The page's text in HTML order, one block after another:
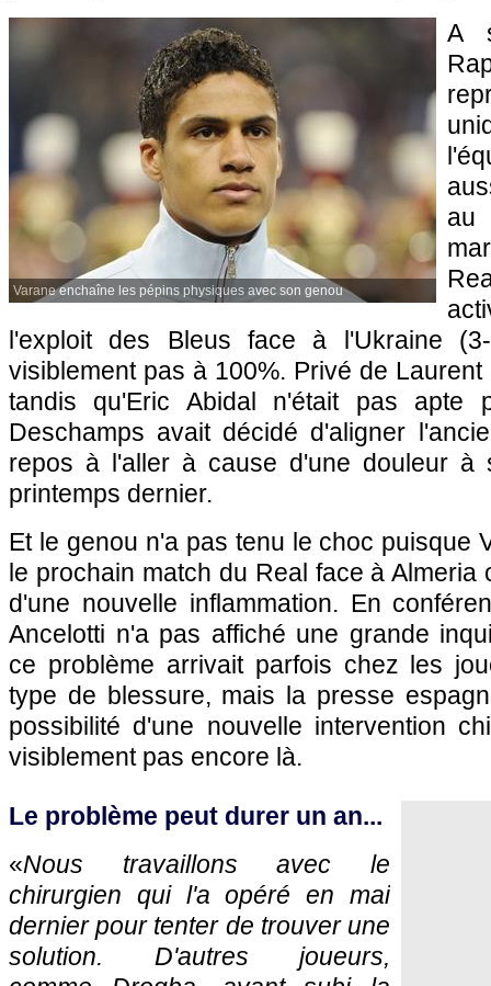
Varane enchaîne les pépins physiques avec son genou
A
au
l'exploit des Bleus face à l'Ukraine
visiblement pas à 100%. Privé de
tandis qu'Eric Abidal n'était pas apte
Deschamps avait décidé d'aligner
repos à l'aller à cause d'une douleur à
printemps dernier.
Et le genou n'a pas tenu le choc puisque
le prochain match du Real face à Almeria
d'une nouvelle inflammation. En
Ancelotti n'a pas affiché une grande
ce problème arrivait parfois chez les
type de blessure, mais la presse
possibilité d'une nouvelle intervention
visiblement pas encore là.
Le problème peut durer un an...
«Nous travaillons avec le
chirurgien qui l'a opéré en mai
dernier pour tenter de trouver une
solution. D'autres joueurs,